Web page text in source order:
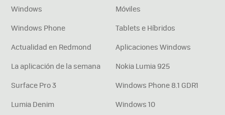
Windows
Móviles
Windows Phone
Tablets e Híbridos
Actualidad en Redmond
Aplicaciones Windows
La aplicación de la semana
Nokia Lumia 925
Surface Pro 3
Windows Phone 8.1 GDR1
Lumia Denim
Windows 10